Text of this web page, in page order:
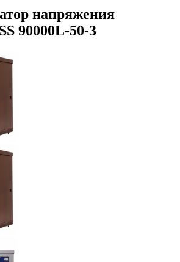
напряжения
90000L-50-3